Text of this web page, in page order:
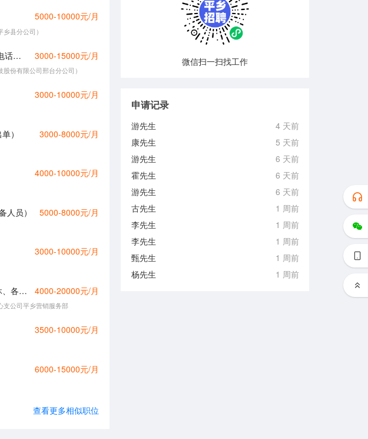
5000-10000元/月
县分公司）
） 3000-15000元/月
份有限公司邢台分公司）
3000-10000元/月
） 3000-8000元/月
4000-10000元/月
人员） 5000-8000元/月
3000-10000元/月
利） 4000-20000元/月
支公司平乡营销服务部
3500-10000元/月
6000-15000元/月
查看更多相似职位
微信扫一扫找工作
申请记录
游先生
4 天前
康先生
5 天前
游先生
6 天前
霍先生
6 天前
游先生
6 天前
古先生
1 周前
李先生
1 周前
李先生
1 周前
甄先生
1 周前
杨先生
1 周前